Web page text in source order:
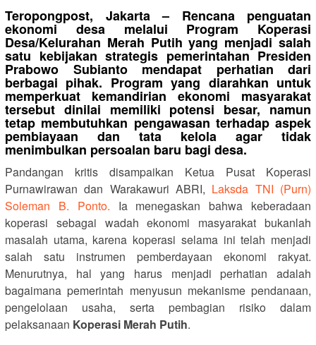
Teropongpost, Jakarta– Rencana penguatan
ekonomi desa melalui Program Koperasi
Desa/Kelurahan Merah Putih yang menjadi salah
satu kebijakan strategis pemerintahan Presiden
Prabowo Subianto mendapat perhatian dari
berbagai pihak. Program yang diarahkan untuk
memperkuat kemandirian ekonomi masyarakat
tersebut dinilai memiliki potensi besar, namun
tetap membutuhkan pengawasan terhadap aspek
pembiayaan dan tata kelola agar tidak
menimbulkan persoalan baru bagi desa.
Pandangan kritis disampaikan Ketua Pusat Koperasi
Purnawirawan dan Warakawuri ABRI, Laksda TNI (Purn)
Soleman B. Ponto. Ia menegaskan bahwa keberadaan
koperasi sebagai wadah ekonomi masyarakat bukanlah
masalah utama, karena koperasi selama ini telah menjadi
salah satu instrumen pemberdayaan ekonomi rakyat.
Menurutnya, hal yang harus menjadi perhatian adalah
bagaimana pemerintah menyusun mekanisme pendanaan,
pengelolaan usaha, serta pembagian risiko dalam
pelaksanaan Koperasi Merah Putih.